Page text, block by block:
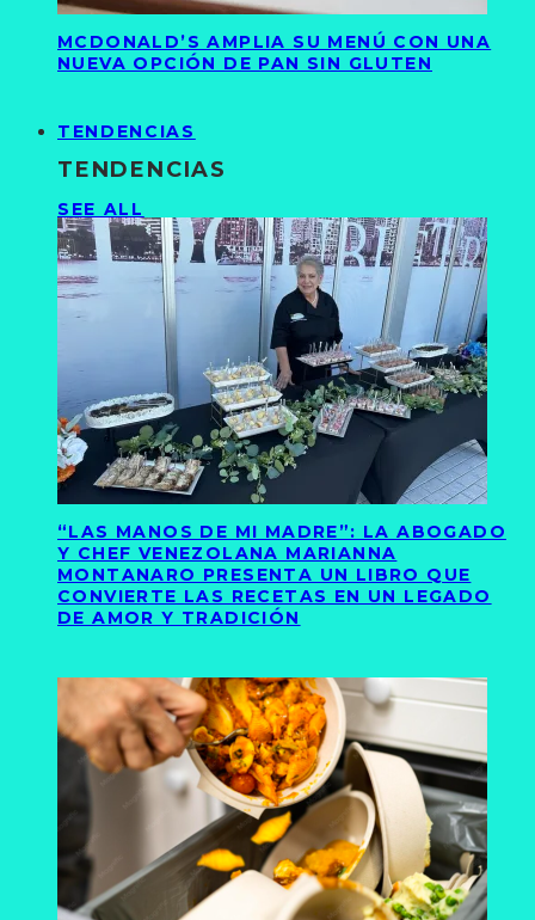
MCDONALD’S AMPLIA SU MENÚ CON UNA
NUEVA OPCIÓN DE PAN SIN GLUTEN
TENDENCIAS
TENDENCIAS
SEE ALL
“LAS MANOS DE MI MADRE”: LA ABOGADO
Y CHEF VENEZOLANA MARIANNA
MONTANARO PRESENTA UN LIBRO QUE
CONVIERTE LAS RECETAS EN UN LEGADO
DE AMOR Y TRADICIÓN